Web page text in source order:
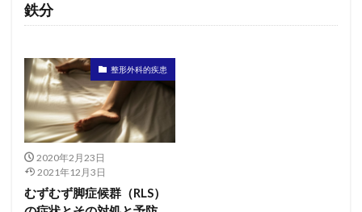
鉄分
整形外科的疾患
2020年2月23日
2021年12月3日
むずむず脚症候群（RLS）